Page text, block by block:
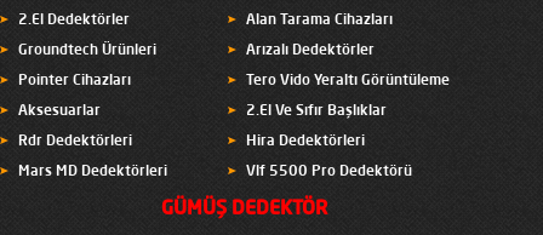
2.El Dedektörler Alan Tarama Cihazları
Groundtech Ürünleri Arızalı Dedektörler
Pointer Cihazları Tero Vido Yeraltı Görüntüleme
Aksesuarlar 2.El Ve Sıfır Başlıklar
Rdr Dedektörleri Hira Dedektörleri
Mars MD Dedektörleri Vlf 5500 Pro Dedektörü
GÜMÜŞ DEDEKTÖR